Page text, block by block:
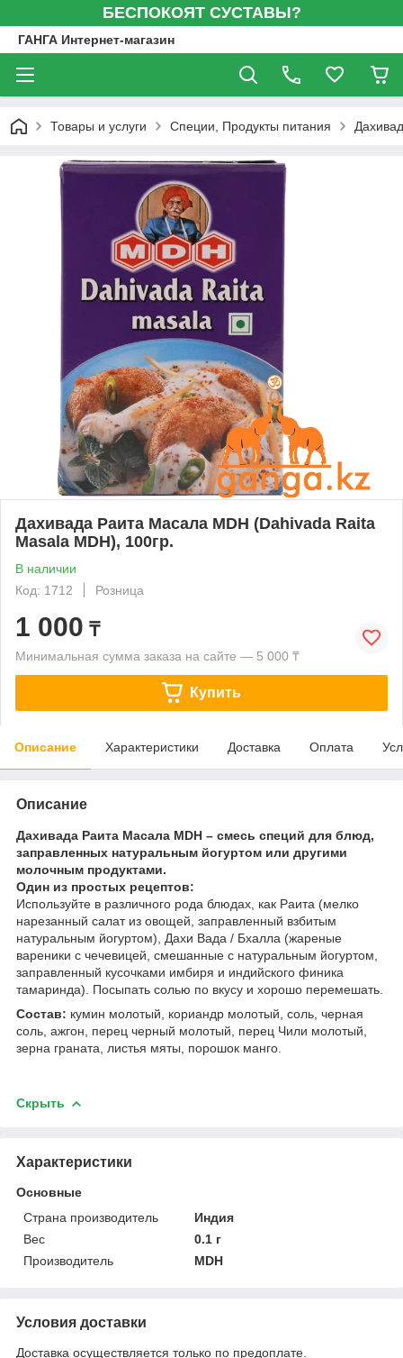
БЕСПОКОЯТ СУСТАВЫ?
ГАНГА Интернет-магазин
Товары и услуги Специи, Продукты питания
Дахивада Раита Масала MDH (Dahivada Raita
Masala MDH), 100гр.
В наличии
Код: 1712
Розница
1 000 ₸
Минимальная сумма заказа на сайте — 5 000 ₸
Купить
Описание Характеристики Доставка Оплата
Описание
Дахивада Раита Масала MDH – смесь специй для блюд,
заправленных натуральным йогуртом или другими
молочным продуктами.
Один из простых рецептов:
Используйте в различного рода блюдах, как Раита (мелко
нарезанный салат из овощей, заправленный взбитым
натуральным йогуртом), Дахи Вада / Бхалла (жареные
вареники с чечевицей, смешанные с натуральным йогуртом,
заправленный кусочками имбиря и индийского финика
тамаринда). Посыпать солью по вкусу и хорошо перемешать.
Состав: кумин молотый, кориандр молотый, соль, черная
соль, ажгон, перец черный молотый, перец Чили молотый,
зерна граната, листья мяты, порошок манго.
Скрыть
Характеристики
Основные
Страна производитель
Индия
Вес
0.1 г
Производитель
MDH
Условия доставки
Доставка осуществляется только по предоплате.